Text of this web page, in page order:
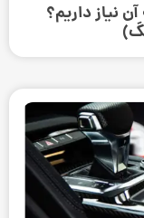
نیاز داریم؟